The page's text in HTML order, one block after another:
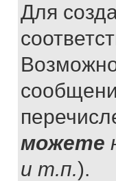
Для
можете
и т.п.).